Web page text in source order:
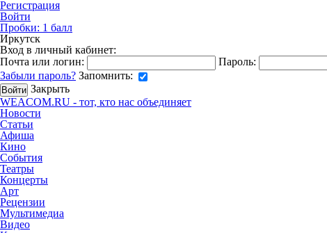
Регистрация
Войти
Пробки: 1 балл
Иркутск
Вход в личный кабинет:
Почта или логин:
Пароль:
Забыли пароль? Запомнить:
Закрыть
WEACOM.RU - тот, кто нас объединяет
Новости
Статьи
Афиша
Кино
События
Театры
Концерты
Арт
Рецензии
Мультимедиа
Видео